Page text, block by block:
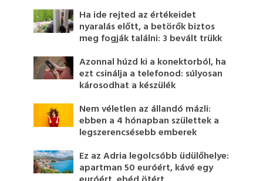
Ha ide rejted az értékeidet
nyaralás előtt, a betörők biztos
meg fogják találni: 3 bevált trükk
Azonnal húzd ki a konektorból, ha
ezt csinálja a telefonod: súlyosan
károsodhat a készülék
Nem véletlen az állandó mázli:
ebben a 4 hónapban születtek a
legszerencsésebb emberek
Ez az Adria legolcsóbb üdülőhelye:
apartman 50 euróért, kávé egy